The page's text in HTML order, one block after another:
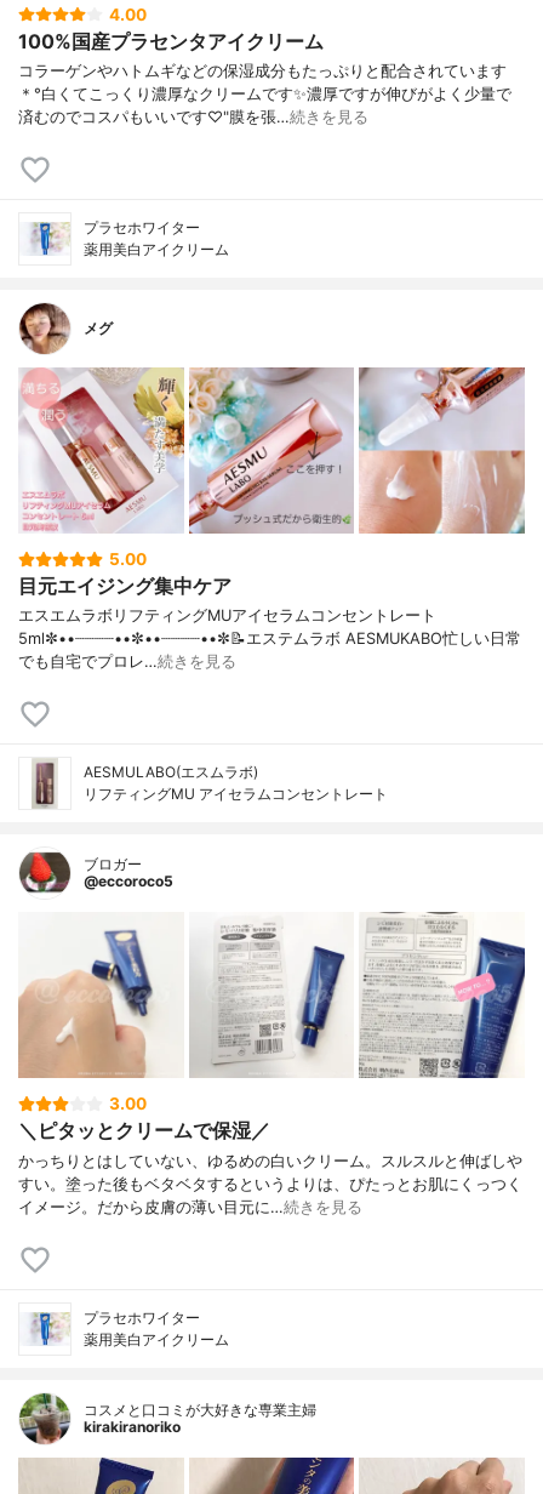
4.00
100%国産プラセンタアイクリーム
コラーゲンやハトムギなどの保湿成分もたっぷりと配合されています
＊°白くてこっくり濃厚なクリームです✨濃厚ですが伸びがよく少量で
済むのでコスパもいいです♡"膜を張…続きを見る
プラセホワイター
薬用美白アイクリーム
メグ
5.00
目元エイジング集中ケア
エスエムラボリフティングMUアイセラムコンセントレート
5ml✼••┈┈┈┈••✼••┈┈┈┈••✼📝エステムラボ AESMUKABO忙しい日常
でも自宅でプロレ…続きを見る
AESMULABO(エスムラボ)
リフティングMU アイセラムコンセントレート
ブロガー
@eccoroco5
3.00
＼ピタッとクリームで保湿／
かっちりとはしていない、ゆるめの白いクリーム。スルスルと伸ばしや
すい。塗った後もベタベタするというよりは、ぴたっとお肌にくっつく
イメージ。だから皮膚の薄い目元に…続きを見る
プラセホワイター
薬用美白アイクリーム
コスメと口コミが大好きな専業主婦
kirakiranoriko